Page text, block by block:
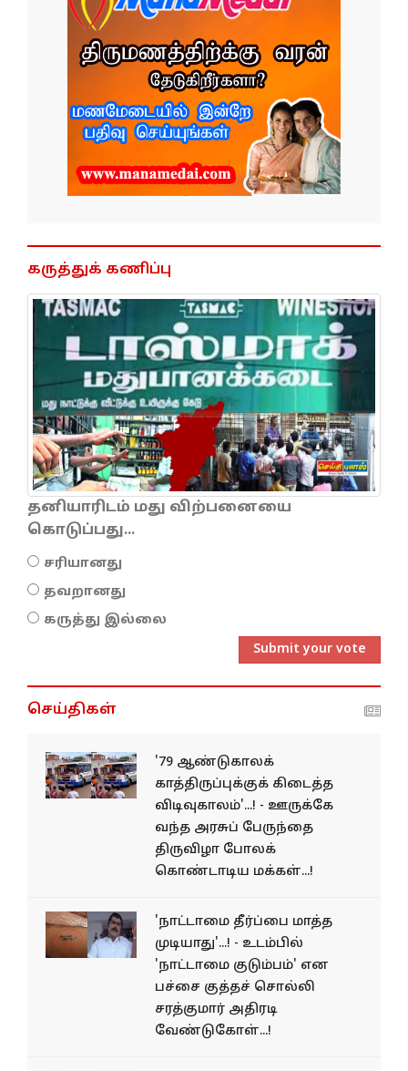
கருத்துக் கணிப்பு
தனியாரிடம் மது விற்பனையை
கொடுப்பது...
சரியானது
தவறானது
கருத்து இல்லை
Submit your vote
செய்திகள்
'79 ஆண்டுகாலக்
காத்திருப்புக்குக் கிடைத்த
விடிவுகாலம்'...! - ஊருக்கே
வந்த அரசுப் பேருந்தை
திருவிழா போலக்
கொண்டாடிய மக்கள்...!
'நாட்டாமை தீர்ப்பை மாத்த
முடியாது'...! - உடம்பில்
'நாட்டாமை குடும்பம்' என
பச்சை குத்தச் சொல்லி
சரத்குமார் அதிரடி
வேண்டுகோள்...!